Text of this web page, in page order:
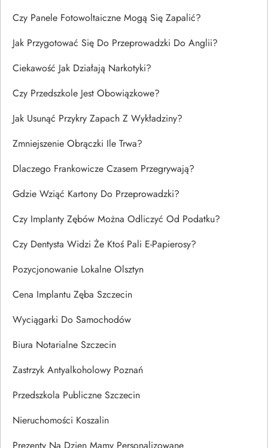
Czy Panele Fotowoltaiczne Mogą Się Zapalić?
Jak Przygotować Się Do Przeprowadzki Do Anglii?
Ciekawość Jak Działają Narkotyki?
Czy Przedszkole Jest Obowiązkowe?
Jak Usunąć Przykry Zapach Z Wykładziny?
Zmniejszenie Obrączki Ile Trwa?
Dlaczego Frankowicze Czasem Przegrywają?
Gdzie Wziąć Kartony Do Przeprowadzki?
Czy Implanty Zębów Można Odliczyć Od Podatku?
Czy Dentysta Widzi Że Ktoś Pali E-Papierosy?
Pozycjonowanie Lokalne Olsztyn
Cena Implantu Zęba Szczecin
Wyciągarki Do Samochodów
Biura Notarialne Szczecin
Zastrzyk Antyalkoholowy Poznań
Przedszkola Publiczne Szczecin
Nieruchomości Koszalin